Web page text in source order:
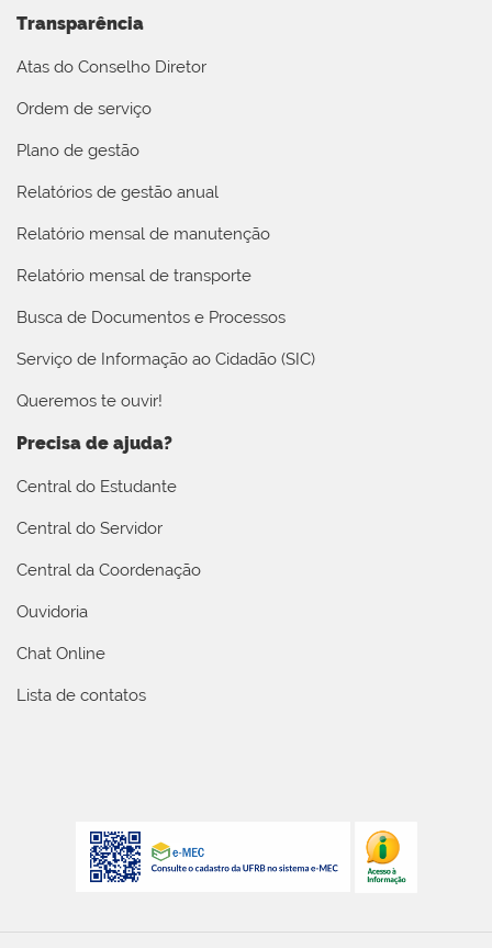
Transparência
Atas do Conselho Diretor
Ordem de serviço
Plano de gestão
Relatórios de gestão anual
Relatório mensal de manutenção
Relatório mensal de transporte
Busca de Documentos e Processos
Serviço de Informação ao Cidadão (SIC)
Queremos te ouvir!
Precisa de ajuda?
Central do Estudante
Central do Servidor
Central da Coordenação
Ouvidoria
Chat Online
Lista de contatos